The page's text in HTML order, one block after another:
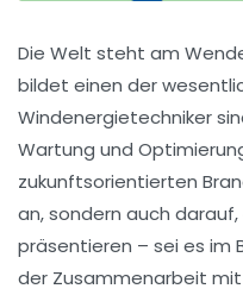
Die Welt steht am
bildet einen der
Windenergietechniker
Wartung und
zukunftsorientierten
an, sondern auch
präsentieren – sei es im
der Zusammenarbeit